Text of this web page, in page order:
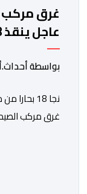
غرق مركب
عاجل ينقذ 18 بحارا من الموت
بواسطة
غرق مركب